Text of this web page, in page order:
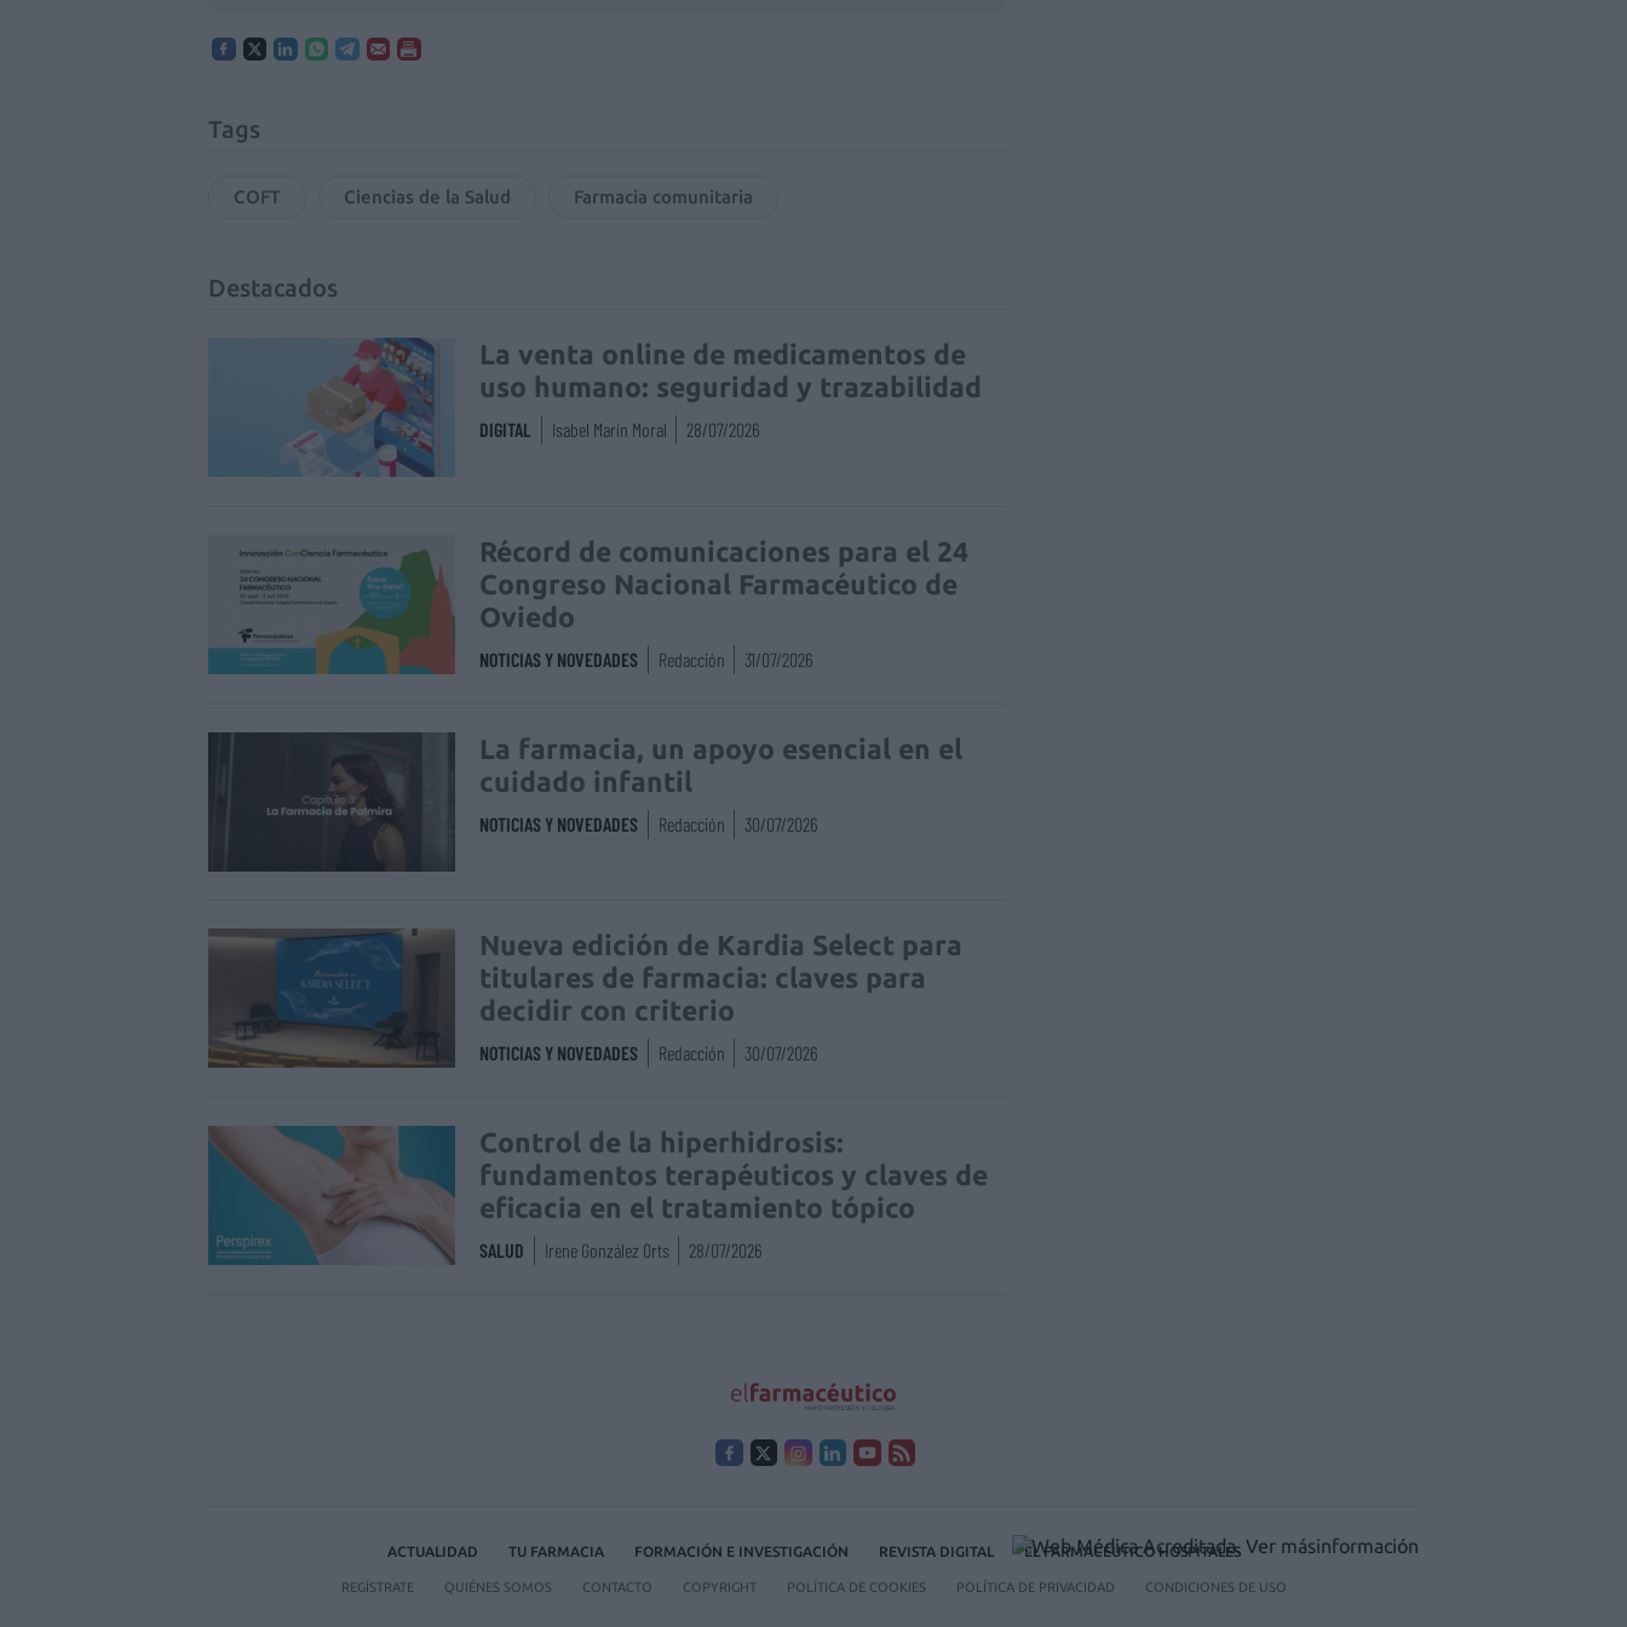
Tags
COFT Ciencias de la Salud Farmacia comunitaria
Destacados
La venta online de medicamentos de
uso humano: seguridad y trazabilidad
DIGITAL Isabel Marín Moral 28/07/2026
Récord de comunicaciones para el 24
Congreso Nacional Farmacéutico de
Oviedo
NOTICIAS Y NOVEDADES Redacción 31/07/2026
La farmacia, un apoyo esencial en el
cuidado infantil
NOTICIAS Y NOVEDADES Redacción 30/07/2026
Nueva edición de Kardia Select para
titulares de farmacia: claves para
decidir con criterio
NOTICIAS Y NOVEDADES Redacción 30/07/2026
Control de la hiperhidrosis:
fundamentos terapéuticos y claves de
eficacia en el tratamiento tópico
SALUD Irene González Orts 28/07/2026
ACTUALIDAD TU FARMACIA FORMACIÓN E INVESTIGACIÓN REVISTA DIGITAL EL FARMACÉUTICO HOSPITALES
REGÍSTRATE QUIÉNES SOMOS CONTACTO COPYRIGHT POLÍTICA DE COOKIES POLÍTICA DE PRIVACIDAD CONDICIONES DE USO